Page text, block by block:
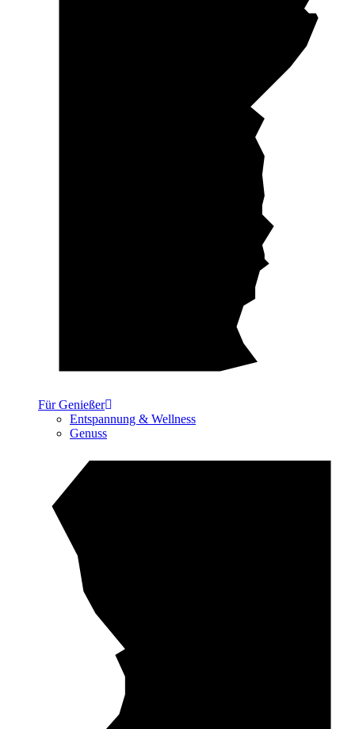
Für Genießer
Entspannung & Wellness
Genuss